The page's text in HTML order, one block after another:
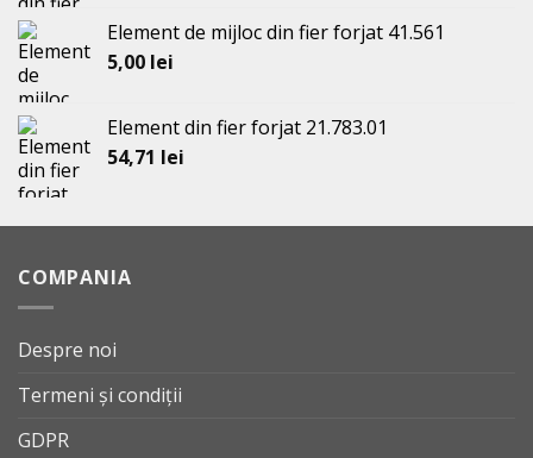
Element de mijloc din fier forjat 41.561
5,00 lei
Element din fier forjat 21.783.01
54,71 lei
COMPANIA
Despre noi
Termeni și condiții
GDPR